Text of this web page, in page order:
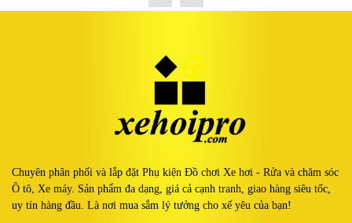
Chuyên phân phối và lắp đặt Phụ kiện Đồ chơi Xe hơi - Rửa và chăm sóc
Ô tô, Xe máy. Sản phẩm đa dạng, giá cả cạnh tranh, giao hàng siêu tốc,
uy tín hàng đầu. Là nơi mua sắm lý tưởng cho xế yêu của bạn!